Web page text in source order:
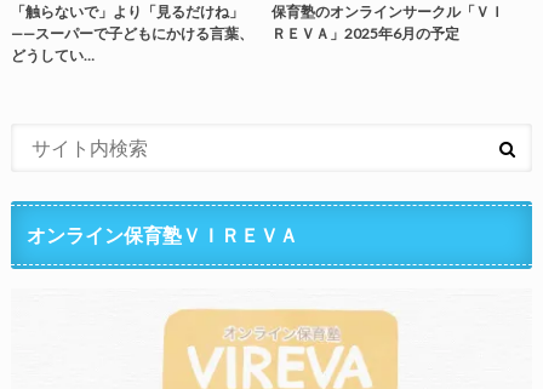
「触らないで」より「見るだけね」
——スーパーで子どもにかける言葉、
どうしてい…
保育塾のオンラインサークル「ＶＩ
ＲＥＶＡ」2025年6月の予定
オンライン保育塾ＶＩＲＥＶＡ